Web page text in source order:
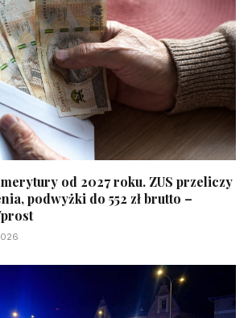
od 2027 roku. ZUS przeliczy
podwyżki do 552 zł brutto –